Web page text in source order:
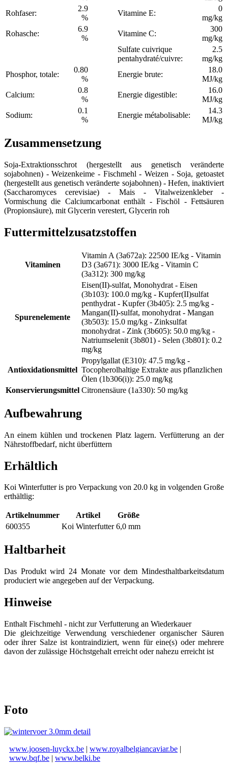
Rohfaser:
2.9
%
Vitamine E:
0
mg/kg
Rohasche:
6.9
%
Vitamine C:
300
mg/kg
Sulfate cuivrique
pentahydraté/cuivre:
2.5
mg/kg
Phosphor, totale:
0.80
%
Energie brute:
18.0
MJ/kg
Calcium:
0.8
%
Energie digestible:
16.0
MJ/kg
Sodium:
0.1
%
Energie métabolisable:
14.3
MJ/kg
Zusammensetzung
Soja-Extraktionsschrot (hergestellt aus genetisch veränderte
sojabohnen) - Weizenkeime - Fischmehl - Weizen - Soja, getoastet
(hergestellt aus genetisch veränderte sojabohnen) - Hefen, inaktiviert
(Saccharomyces cerevisiae) - Mais - Vitalweizenkleber -
Vormischung die Calciumcarbonat enthält - Fischöl - Fettsäuren
(Propionsäure), mit Glycerin verestert, Glycerin roh
Futtermittelzusatzstoffen
Vitaminen
Vitamin A (3a672a): 22500 IE/kg - Vitamin
D3 (3a671): 3000 IE/kg - Vitamin C
(3a312): 300 mg/kg
Spurenelemente
Eisen(II)-sulfat, Monohydrat - Eisen
(3b103): 100.0 mg/kg - Kupfer(II)sulfat
penthydrat - Kupfer (3b405): 2.5 mg/kg -
Mangan(II)-sulfat, monohydrat - Mangan
(3b503): 15.0 mg/kg - Zinksulfat
monohydrat - Zink (3b605): 50.0 mg/kg -
Natriumselenit (3b801) - Selen (3b801): 0.2
mg/kg
Antioxidationsmittel
Propylgallat (E310): 47.5 mg/kg -
Tocopherolhaltige Extrakte aus pflanzlichen
Ölen (1b306(i)): 25.0 mg/kg
Konservierungsmittel Citronensäure (1a330): 50 mg/kg
Aufbewahrung
An einem kühlen und trockenen Platz lagern. Verfütterung an der
Nährstoffbedarf, nicht überfüttern
Erhältlich
Koi Winterfutter is pro Verpackung von 20.0 kg in volgenden Große
erthältlig:
Artikelnummer Artikel
Größe
600355
Koi Winterfutter 6,0 mm
Haltbarheit
Das Produkt wird 24 Monate vor dem Mindesthaltbarkeitsdatum
produciert wie angegeben auf der Verpackung.
Hinweise
Enthalt Fischmehl - nicht zur Verfutterung an Wiederkauer
Die gleichzeitige Verwendung verschiedener organischer Säuren
oder ihrer Salze ist kontraindiziert, wenn für eine(s) oder mehrere
davon der zulässige Höchstgehalt erreicht oder nahezu erreicht ist
Foto
www.joosen-luyckx.be | www.royalbelgiancaviar.be |
www.bqf.be | www.belki.be